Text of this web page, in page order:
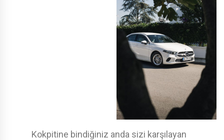
Kokpitine bindiğiniz anda sizi karşılayan